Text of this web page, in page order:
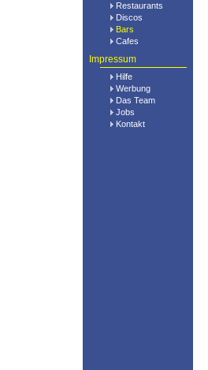
Restaurants
Discos
Bars
Cafes
Impressum
Hilfe
Werbung
Das Team
Jobs
Kontakt